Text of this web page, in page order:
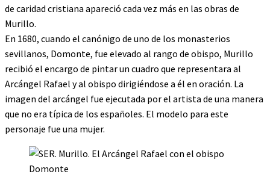
de caridad cristiana apareció cada vez más en las obras de
Murillo.
En 1680, cuando el canónigo de uno de los monasterios
sevillanos, Domonte, fue elevado al rango de obispo, Murillo
recibió el encargo de pintar un cuadro que representara al
Arcángel Rafael y al obispo dirigiéndose a él en oración. La
imagen del arcángel fue ejecutada por el artista de una manera
que no era típica de los españoles. El modelo para este
personaje fue una mujer.